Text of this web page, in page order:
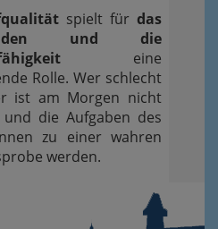
spielt für das
und die
eine
Rolle. Wer schlecht
ist am Morgen nicht
die Aufgaben des
zu einer wahren
werden.